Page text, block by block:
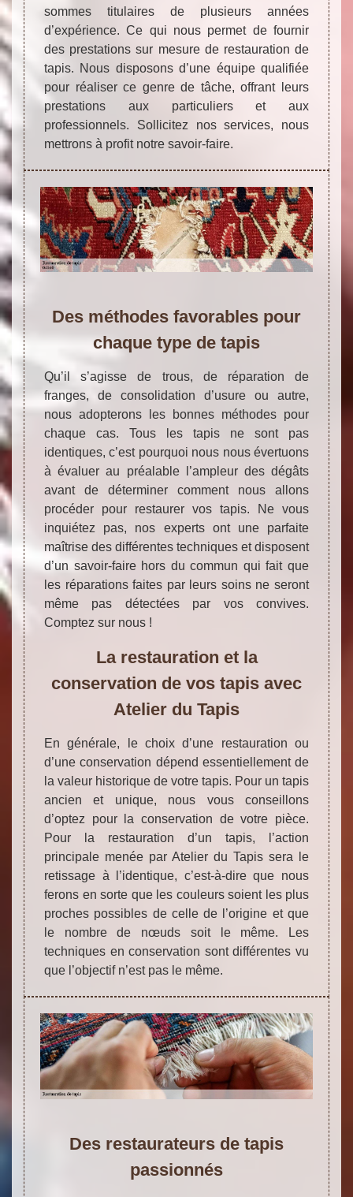
sommes titulaires de plusieurs années
d’expérience. Ce qui nous permet de fournir
des prestations sur mesure de restauration de
tapis. Nous disposons d’une équipe qualifiée
pour réaliser ce genre de tâche, offrant leurs
prestations aux particuliers et aux
professionnels. Sollicitez nos services, nous
mettrons à profit notre savoir-faire.
Des méthodes favorables pour
chaque type de tapis
Qu’il s’agisse de trous, de réparation de
franges, de consolidation d’usure ou autre,
nous adopterons les bonnes méthodes pour
chaque cas. Tous les tapis ne sont pas
identiques, c’est pourquoi nous nous évertuons
à évaluer au préalable l’ampleur des dégâts
avant de déterminer comment nous allons
procéder pour restaurer vos tapis. Ne vous
inquiétez pas, nos experts ont une parfaite
maîtrise des différentes techniques et disposent
d’un savoir-faire hors du commun qui fait que
les réparations faites par leurs soins ne seront
même pas détectées par vos convives.
Comptez sur nous !
La restauration et la
conservation de vos tapis avec
Atelier du Tapis
En générale, le choix d’une restauration ou
d’une conservation dépend essentiellement de
la valeur historique de votre tapis. Pour un tapis
ancien et unique, nous vous conseillons
d’optez pour la conservation de votre pièce.
Pour la restauration d’un tapis, l’action
principale menée par Atelier du Tapis sera le
retissage à l’identique, c’est-à-dire que nous
ferons en sorte que les couleurs soient les plus
proches possibles de celle de l’origine et que
le nombre de nœuds soit le même. Les
techniques en conservation sont différentes vu
que l’objectif n’est pas le même.
Des restaurateurs de tapis
passionnés